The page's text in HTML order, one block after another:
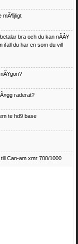
mÃ¶jligt
bra och du kan nÃÂ¥
ifall du har en som du vill
raderat?
te hd9 base
Can-am xmr 700/1000
bra och du kan nÃ¥ mig
har en som du vill sÃ¤lja